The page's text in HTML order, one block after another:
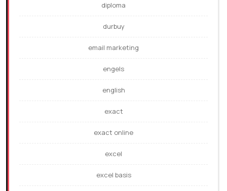
diploma
durbuy
email marketing
engels
english
exact
exact online
excel
excel basis